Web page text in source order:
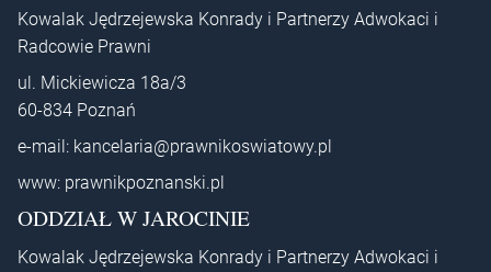
Kowalak Jędrzejewska Konrady i Partnerzy Adwokaci i
Radcowie Prawni
ul. Mickiewicza 18a/3
60-834 Poznań
e-mail: kancelaria@prawnikoswiatowy.pl
www: prawnikpoznanski.pl
ODDZIAŁ W JAROCINIE
Kowalak Jędrzejewska Konrady i Partnerzy Adwokaci i